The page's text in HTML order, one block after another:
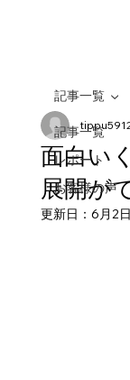
記事一覧
レポート
お客様の声
記事一覧
面白い
展開が
更新日： 6月2日